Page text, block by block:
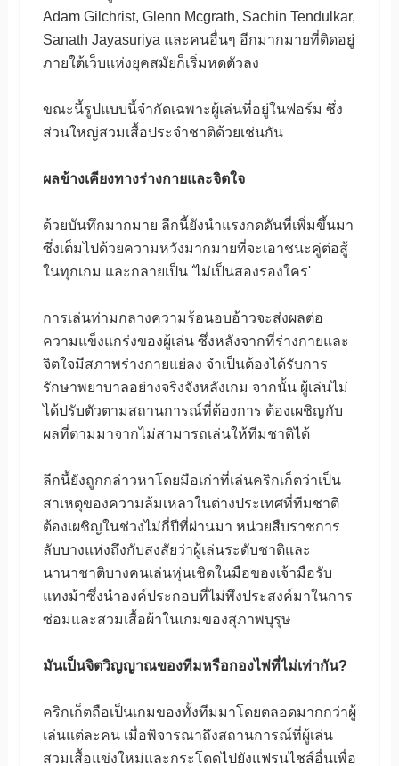
Adam Gilchrist, Glenn Mcgrath, Sachin Tendulkar,
Sanath Jayasuriya และคนอื่นๆ อีกมากมายที่ติดอยู่
ภายใต้เว็บแห่งยุคสมัยก็เริ่มหดตัวลง
ขณะนี้รูปแบบนี้จำกัดเฉพาะผู้เล่นที่อยู่ในฟอร์ม ซึ่ง
ส่วนใหญ่สวมเสื้อประจำชาติด้วยเช่นกัน
ผลข้างเคียงทางร่างกายและจิตใจ
ด้วยบันทึกมากมาย ลีกนี้ยังนำแรงกดดันที่เพิ่มขึ้นมา
ซึ่งเต็มไปด้วยความหวังมากมายที่จะเอาชนะคู่ต่อสู้
ในทุกเกม และกลายเป็น 'ไม่เป็นสองรองใคร'
การเล่นท่ามกลางความร้อนอบอ้าวจะส่งผลต่อ
ความแข็งแกร่งของผู้เล่น ซึ่งหลังจากที่ร่างกายและ
จิตใจมีสภาพร่างกายแย่ลง จำเป็นต้องได้รับการ
รักษาพยาบาลอย่างจริงจังหลังเกม จากนั้น ผู้เล่นไม่
ได้ปรับตัวตามสถานการณ์ที่ต้องการ ต้องเผชิญกับ
ผลที่ตามมาจากไม่สามารถเล่นให้ทีมชาติได้
ลีกนี้ยังถูกกล่าวหาโดยมือเก่าที่เล่นคริกเก็ตว่าเป็น
สาเหตุของความล้มเหลวในต่างประเทศที่ทีมชาติ
ต้องเผชิญในช่วงไม่กี่ปีที่ผ่านมา หน่วยสืบราชการ
ลับบางแห่งถึงกับสงสัยว่าผู้เล่นระดับชาติและ
นานาชาติบางคนเล่นหุ่นเชิดในมือของเจ้ามือรับ
แทงม้าซึ่งนำองค์ประกอบที่ไม่พึงประสงค์มาในการ
ซ่อมและสวมเสื้อผ้าในเกมของสุภาพบุรุษ
มันเป็นจิตวิญญาณของทีมหรือกองไพ่ที่ไม่เท่ากัน?
คริกเก็ตถือเป็นเกมของทั้งทีมมาโดยตลอดมากกว่าผู้
เล่นแต่ละคน เมื่อพิจารณาถึงสถานการณ์ที่ผู้เล่น
สวมเสื้อแข่งใหม่และกระโดดไปยังแฟรนไชส์อื่นเพื่อ